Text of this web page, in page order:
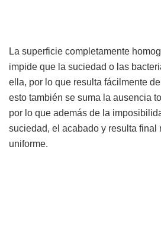
La superficie completamente
impide que la suciedad o las
ella, por lo que resulta fácilmente
esto también se suma la ausencia
por lo que además de la
suciedad, el acabado y resulta final
uniforme.